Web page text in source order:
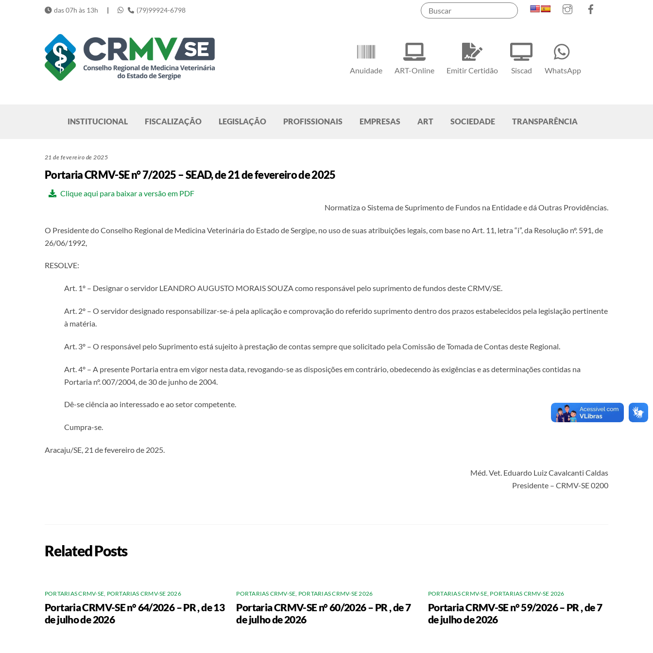
Instagram
Anuidade ART-Online Emitir Certidão Siscad WhatsApp
das 07h às 13h | (79)99924-6798
INSTITUCIONAL FISCALIZAÇÃO LEGISLAÇÃO PROFISSIONAIS EMPRESAS ART SOCIEDADE TRANSPARÊNCIA
21 de fevereiro de 2025
Portaria CRMV-SE n° 7/2025 – SEAD, de 21 de fevereiro de 2025
Clique aqui para baixar a versão em PDF
Normatiza o Sistema de Suprimento de Fundos na Entidade e dá Outras Providências.
O Presidente do Conselho Regional de Medicina Veterinária do Estado de Sergipe, no uso de suas atribuições legais, com base no Art. 11, letra “i”, da Resolução nº. 591, de
26/06/1992,
RESOLVE:
Art. 1º – Designar o servidor LEANDRO AUGUSTO MORAIS SOUZA como responsável pelo suprimento de fundos deste CRMV/SE.
Art. 2º – O servidor designado responsabilizar-se-á pela aplicação e comprovação do referido suprimento dentro dos prazos estabelecidos pela legislação pertinente
à matéria.
Art. 3º – O responsável pelo Suprimento está sujeito à prestação de contas sempre que solicitado pela Comissão de Tomada de Contas deste Regional.
Art. 4º – A presente Portaria entra em vigor nesta data, revogando-se as disposições em contrário, obedecendo às exigências e as determinações contidas na
Portaria n°. 007/2004, de 30 de junho de 2004.
Dê-se ciência ao interessado e ao setor competente.
Cumpra-se.
Aracaju/SE, 21 de fevereiro de 2025.
Méd. Vet. Eduardo Luiz Cavalcanti Caldas
Presidente – CRMV-SE 0200
Related Posts
PORTARIAS CRMV-SE, PORTARIAS CRMV-SE 2026
Portaria CRMV-SE n° 64/2026 – PR , de 13
de julho de 2026
PORTARIAS CRMV-SE, PORTARIAS CRMV-SE 2026
Portaria CRMV-SE n° 60/2026 – PR , de 7
de julho de 2026
PORTARIAS CRMV-SE, PORTARIAS CRMV-SE 2026
Portaria CRMV-SE n° 59/2026 – PR , de 7
de julho de 2026